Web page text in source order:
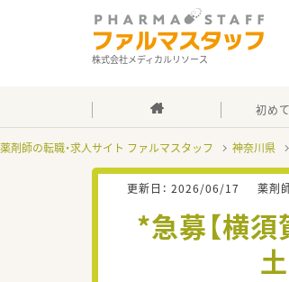
株式会社メディカルリソース
初め
薬剤師の転職・求人サイト ファルマスタッフ 神奈川県
更新日： 2026/06/17 薬剤
*急募【横